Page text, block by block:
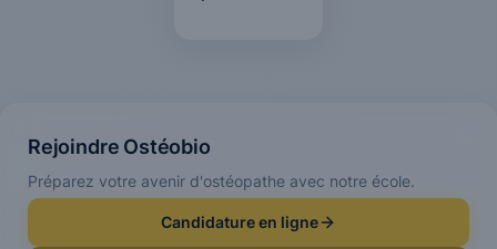
Rejoindre Ostéobio
Préparez votre avenir d'ostéopathe avec notre école.
Candidature en ligne